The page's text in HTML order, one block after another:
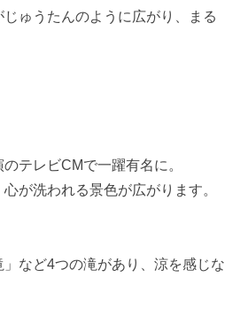
ゅうたんのように広がり、まる
テレビCMで一躍有名に。
が洗われる景色が広がります。
など4つの滝があり、涼を感じな